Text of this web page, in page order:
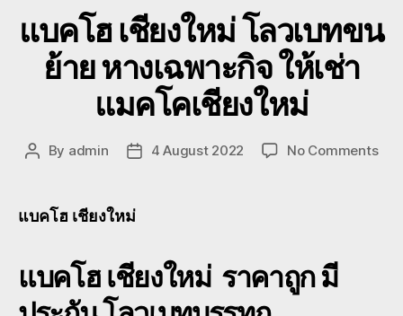
แบคโฮ เชียงใหม่ โลวเบทขน
ย้าย หางเฉพาะกิจ ให้เช่า
แมคโคเชียงใหม่
Post
By admin
Post4 August 2022 No Commentson
แบคโฮ เชียงใหม่
แบคโฮ เชียงใหม่ ราคาถูก มี